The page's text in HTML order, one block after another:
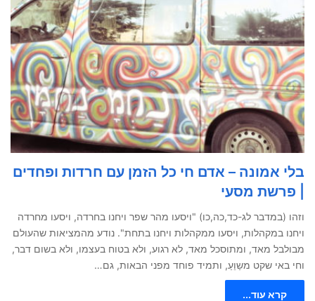
בלי אמונה – אדם חי כל הזמן עם חרדות ופחדים
| פרשת מסעי
וזהו (במדבר לג-כד,כה,כו) "ויסעו מהר שפר ויחנו בחרדה, ויסעו מחרדה
ויחנו במקהלות, ויסעו ממקהלות ויחנו בתחת". נודע מהמציאות שהעולם
מבולבל מאד, ומתוסכל מאד, לא רגוע, ולא בטוח בעצמו, ולא בשום דבר,
וחי באי שקט משַוֵעַ, ותמיד פוחד מפני הבאות, גם…
קרא עוד...